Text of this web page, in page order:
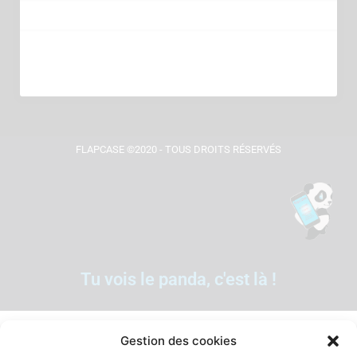
Gestion des cookies
FLAPCASE ©2020 - TOUS DROITS RÉSERVÉS
Tu vois le panda, c'est là !